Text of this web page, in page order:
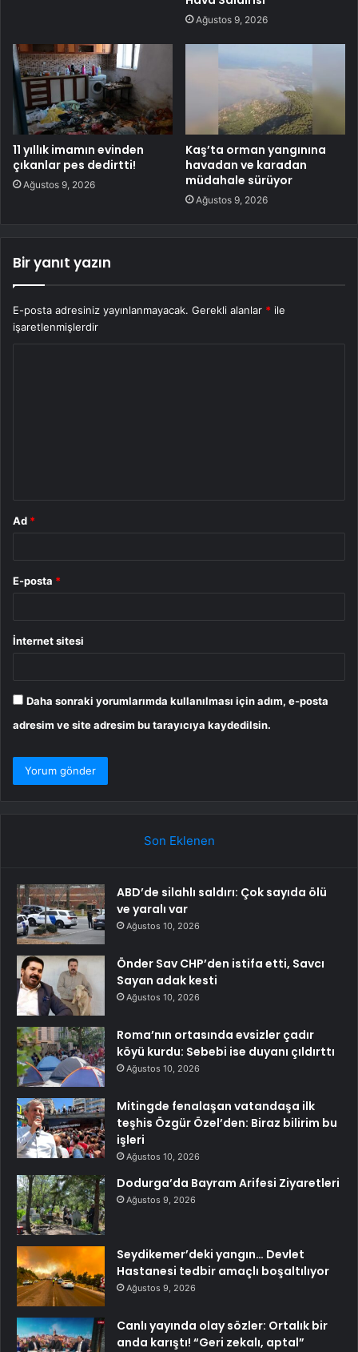
Ağustos 9, 2026
11 yıllık imamın evinden
çıkanlar pes dedirtti!
Ağustos 9, 2026
Kaş’ta orman yangınına
havadan ve karadan
müdahale sürüyor
Ağustos 9, 2026
Bir yanıt yazın
E-posta adresiniz yayınlanmayacak. Gerekli alanlar * ile
işaretlenmişlerdir
Ad *
E-posta *
İnternet sitesi
Daha sonraki yorumlarımda kullanılması için adım, e-posta
adresim ve site adresim bu tarayıcıya kaydedilsin.
Son Eklenen
ABD’de silahlı saldırı: Çok sayıda ölü
ve yaralı var
Ağustos 10, 2026
Önder Sav CHP’den istifa etti, Savcı
Sayan adak kesti
Ağustos 10, 2026
Roma’nın ortasında evsizler çadır
köyü kurdu: Sebebi ise duyanı çıldırttı
Ağustos 10, 2026
Mitingde fenalaşan vatandaşa ilk
teşhis Özgür Özel’den: Biraz bilirim bu
işleri
Ağustos 10, 2026
Dodurga’da Bayram Arifesi Ziyaretleri
Ağustos 9, 2026
Seydikemer’deki yangın… Devlet
Hastanesi tedbir amaçlı boşaltılıyor
Ağustos 9, 2026
Canlı yayında olay sözler: Ortalık bir
anda karıştı! “Geri zekalı, aptal”